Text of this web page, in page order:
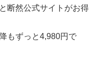
断然公式サイトがお得
もずっと4,980円で